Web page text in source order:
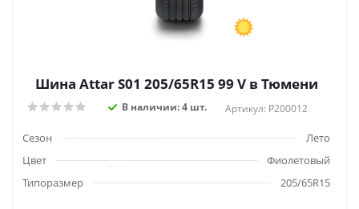
Шина Attar S01 205/65R15 99 V в Тюмени
В наличии: 4 шт. Артикул: P200012
Сезон
Лето
Цвет
Фиолетовый
Типоразмер
205/65R15